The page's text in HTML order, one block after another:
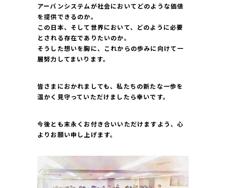
アーバンシステムが社会においてどのような価値
を提供できるのか。
この日本、そして世界において、どのように必要
とされる存在でありたいのか。
そうした想いを胸に、これからの歩みに向けて一
層努力してまいります。
皆さまにおかれましても、私たちの新たな一歩を
温かく見守っていただけましたら幸いです。
今後とも末永くお付き合いいただけますよう、心
よりお願い申し上げます。